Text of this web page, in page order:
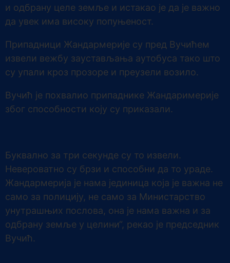
и одбрану целе земље и истакао је да је важно
да увек има високу попуњеност.
Припадници Жандармерије су пред Вучићем
извели вежбу заустављања аутобуса тако што
су упали кроз прозоре и преузели возило.
Вучић је похвалио припаднике Жандаримерије
због способности коју су приказали.
Буквално за три секунде су то извели.
Невероватно су брзи и способни да то ураде.
Жандармерија је нама јединица која је важна не
само за полицију, не само за Министарство
унутрашњих послова, она је нама важна и за
одбрану земље у целини“, рекао је председник
Вучић.